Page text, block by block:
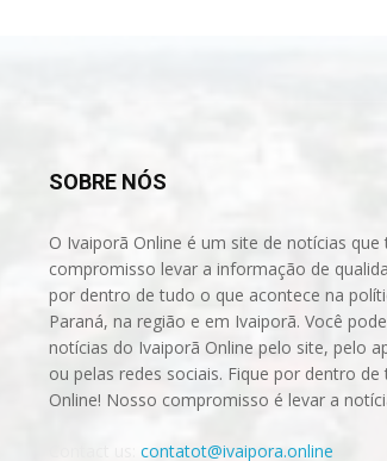
SOBRE NÓS
O Ivaiporã Online é um site de notícias
compromisso levar a informação de
por dentro de tudo o que acontece na
Paraná, na região e em Ivaiporã. Você
notícias do Ivaiporã Online pelo site, pelo
ou pelas redes sociais. Fique por dentro
Online! Nosso compromisso é levar a
contatot@ivaipora.online